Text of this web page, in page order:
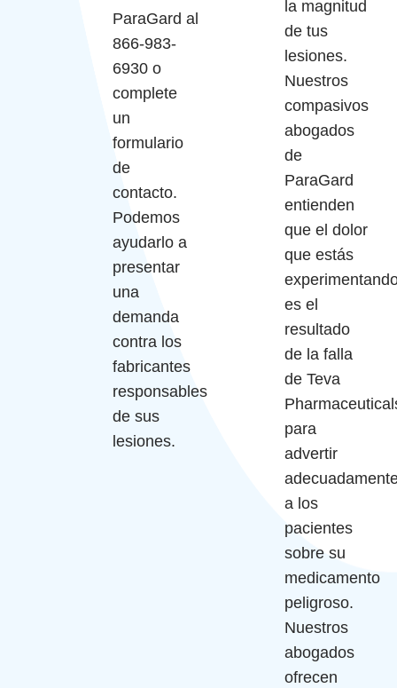
ParaGard al
866-983-
6930 o
complete
un
formulario
de
contacto.
Podemos
ayudarlo a
presentar
una
demanda
contra los
fabricantes
responsables
de sus
lesiones.
la magnitud
de tus
lesiones.
Nuestros
compasivos
abogados
de
ParaGard
entienden
que el dolor
que estás
es el
resultado
de la falla
de Teva
para
advertir
a los
pacientes
sobre su
medicamento
peligroso.
Nuestros
abogados
ofrecen